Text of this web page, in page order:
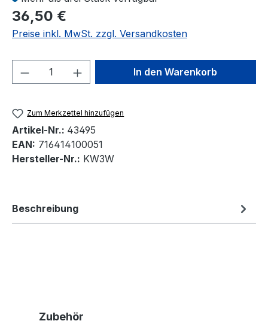
36,50 €
Preise inkl. MwSt. zzgl. Versandkosten
Produkt Anzahl: Gib denIn den Warenkorb
Zum Merkzettel hinzufügen
Artikel-Nr.: 43495
EAN: 716414100051
Hersteller-Nr.: KW3W
Beschreibung
Produktgalerie überspringen
Zubehör